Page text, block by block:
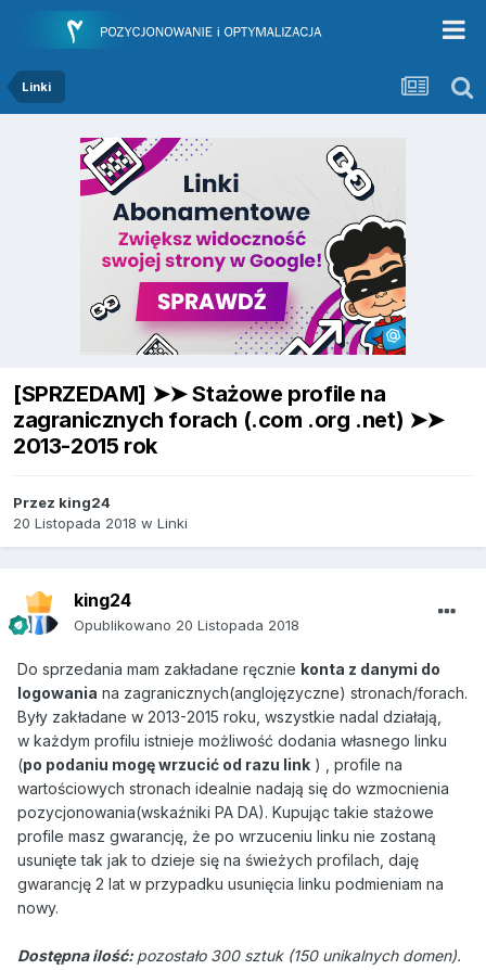
Linki
[SPRZEDAM] ➤➤ Stażowe profile na
zagranicznych forach (.com .org .net) ➤➤
2013-2015 rok
Przez king24
20 Listopada 2018 w Linki
king24
Opublikowano 20 Listopada 2018
Do sprzedania mam zakładane ręcznie konta z danymi do
logowania na zagranicznych(anglojęzyczne) stronach/forach.
Były zakładane w 2013-2015 roku, wszystkie nadal działają,
w każdym profilu istnieje możliwość dodania własnego linku
(po podaniu mogę wrzucić od razu link ) , profile na
wartościowych stronach idealnie nadają się do wzmocnienia
pozycjonowania(wskaźniki PA DA). Kupując takie stażowe
profile masz gwarancję, że po wrzuceniu linku nie zostaną
usunięte tak jak to dzieje się na świeżych profilach, daję
gwarancję 2 lat w przypadku usunięcia linku podmieniam na
nowy.
Dostępna ilość: pozostało 300 sztuk (150 unikalnych domen).